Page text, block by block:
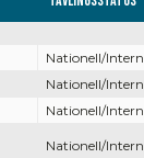
Nationell/
Nationell/
Nationell/
Nationell/